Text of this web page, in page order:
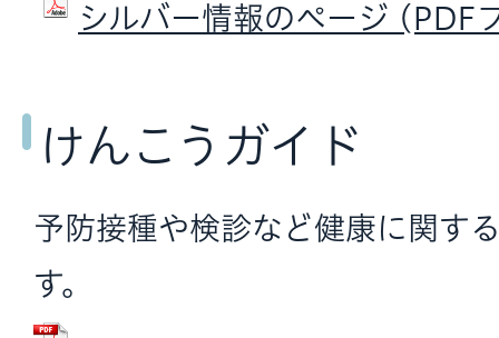
シルバー情報のページ (PDF
けんこうガイド
予防接種や検診など健康に関す
す。